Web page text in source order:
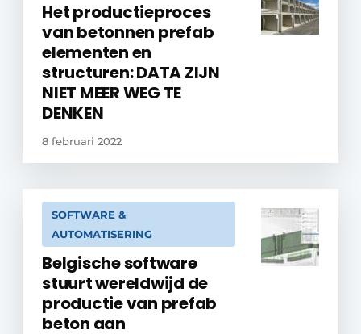
Het productieproces
van betonnen prefab
elementen en
structuren: DATA ZIJN
NIET MEER WEG TE
DENKEN
8 februari 2022
SOFTWARE &
AUTOMATISERING
Belgische software
stuurt wereldwijd de
productie van prefab
beton aan